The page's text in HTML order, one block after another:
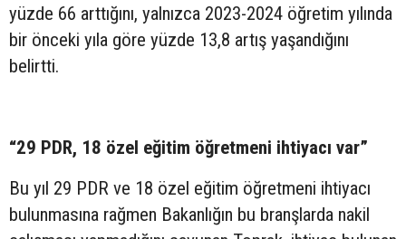
yüzde 66 arttığını, yalnızca 2023-2024 öğretim yılında
bir önceki yıla göre yüzde 13,8 artış yaşandığını
belirtti.
“29 PDR, 18 özel eğitim öğretmeni ihtiyacı var”
Bu yıl 29 PDR ve 18 özel eğitim öğretmeni ihtiyacı
bulunmasına rağmen Bakanlığın bu branşlarda nakil